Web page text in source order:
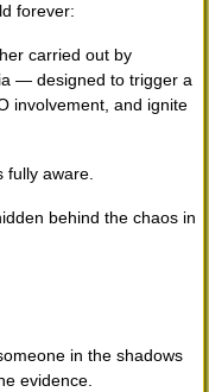
forever:
carried out by
— designed to trigger a
involvement, and ignite
fully aware.
behind the chaos in
in the shadows
evidence.